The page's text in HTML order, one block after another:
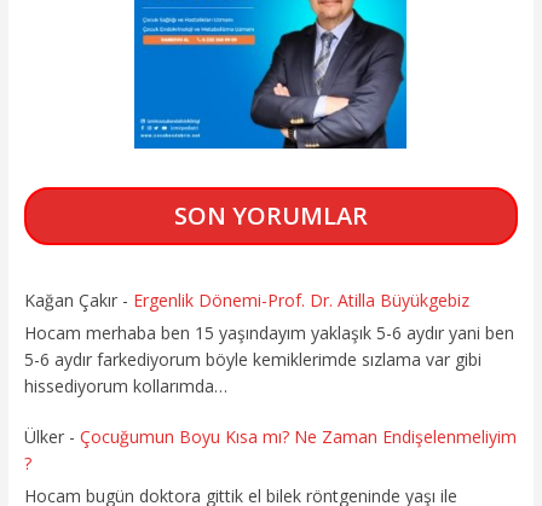
SON YORUMLAR
Kağan Çakır- Ergenlik Dönemi-Prof. Dr. Atilla Büyükgebiz
Hocam merhaba ben 15 yaşındayım yaklaşık 5-6 aydır yani ben
5-6 aydır farkediyorum böyle kemiklerimde sızlama var gibi
hissediyorum kollarımda…
Ülker- Çocuğumun Boyu Kısa mı? Ne Zaman Endişelenmeliyim
?
Hocam bugün doktora gittik el bilek röntgeninde yaşı ile